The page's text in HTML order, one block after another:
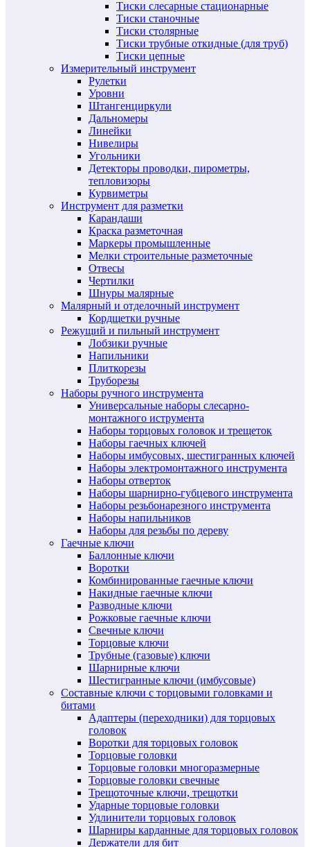
Тиски слесарные стационарные
Тиски станочные
Тиски столярные
Тиски трубные откидные (для труб)
Тиски цепные
Измерительный инструмент
Рулетки
Уровни
Штангенциркули
Дальномеры
Линейки
Нивелиры
Угольники
Детекторы проводки, пирометры,
тепловизоры
Курвиметры
Инструмент для разметки
Карандаши
Краска разметочная
Маркеры промышленные
Мелки строительные разметочные
Отвесы
Чертилки
Шнуры малярные
Малярный и отделочный инструмент
Кордщетки ручные
Режущий и пильный инструмент
Лобзики ручные
Напильники
Плиткорезы
Труборезы
Наборы ручного инструмента
Универсальные наборы слесарно-
монтажного иструмента
Наборы торцовых головок и трещеток
Наборы гаечных ключей
Наборы имбусовых, шестигранных ключей
Наборы электромонтажного инструмента
Наборы отверток
Наборы шарнирно-губцевого инструмента
Наборы резьбонарезного инструмента
Наборы напильников
Наборы для резьбы по дереву
Гаечные ключи
Баллонные ключи
Воротки
Комбинированные гаечные ключи
Накидные гаечные ключи
Разводные ключи
Рожковые гаечные ключи
Свечные ключи
Торцовые ключи
Трубные (газовые) ключи
Шарнирные ключи
Шестигранные ключи (имбусовые)
Составные ключи с торцовыми головками и
битами
Адаптеры (переходники) для торцовых
головок
Воротки для торцовых головок
Торцовые головки
Торцовые головки многоразмерные
Торцовые головки свечные
Трещоточные ключи, трещотки
Ударные торцовые головки
Удлинители торцовых головок
Шарниры карданные для торцовых головок
Держатели для бит